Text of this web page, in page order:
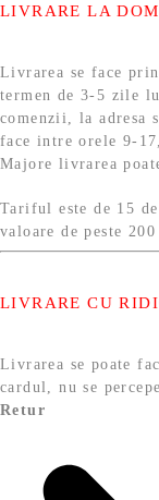
LIVRARE LA
Livrarea se face
termen de 3-5 zile
comenzii, la adresa
face intre orele 9-
Majore livrarea
Tariful este de 15
valoare de peste
LIVRARE CU
Livrarea se poate
cardul, nu se
Retur